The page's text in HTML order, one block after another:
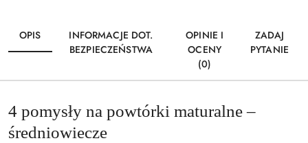
OPIS
INFORMACJE DOT.
BEZPIECZEŃSTWA
OPINIE I
OCENY
(0)
ZADAJ
PYTANIE
4 pomysły na powtórki maturalne –
średniowiecze